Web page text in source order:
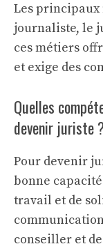
Les principaux
journaliste, le
ces métiers
et exige des
Quelles
devenir juriste
Pour devenir
bonne
travail et de
conseiller et